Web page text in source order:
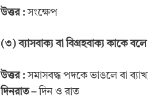
উত্তর :সংক্ষেপ
(৩) ব্যাসবাক্য বা বিগ্রহবাক্য কাকে বলে
উত্তর:সমাসবদ্ধ পদকে ভাঙলে বা
দিনরাত–দিন ও রাত